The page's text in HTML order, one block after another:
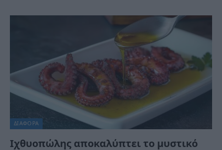
ΔΙΆΦΟΡΑ
Ιχθυοπώλης αποκαλύπτει το μυστικό